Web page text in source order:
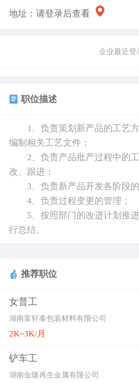
地址： 请登录后查看
企业最近登
职位描述
1、负责策划新产品的工艺方
编制相关工艺文件；
2、负责产品批产过程中的工
改、跟进；
3、负责新产品开发各阶段的
4、负责过程变更的管理；
5、按照部门的改进计划推进
行总结。
推荐职位
女普工
湖南富轩泰包装材料有限公司
2K~3K/月
铲车工
湖南金隆再生金属有限公司